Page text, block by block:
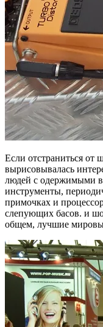
Если отстраниться от
вырисовывалась
людей с одержимыми
инструменты,
примочках и
слепующих басов. и
общем, лучшие